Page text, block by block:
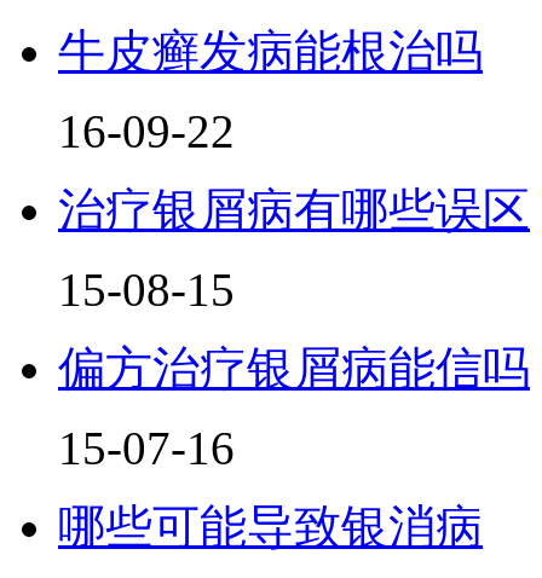
牛皮癣发病能根治吗
16-09-22
治疗银屑病有哪些误区
15-08-15
偏方治疗银屑病能信吗
15-07-16
哪些可能导致银消病